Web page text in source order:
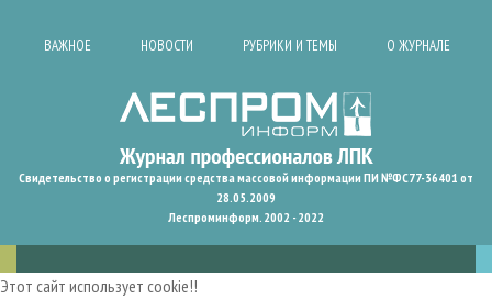
ВАЖНОЕ НОВОСТИ РУБРИКИ И ТЕМЫ О ЖУРНАЛЕ
Свидетельство о регистрации средства массовой информации ПИ №ФС77-36401 от
28.05.2009
Леспроминформ. 2002 - 2022
Этот сайт использует cookie!!